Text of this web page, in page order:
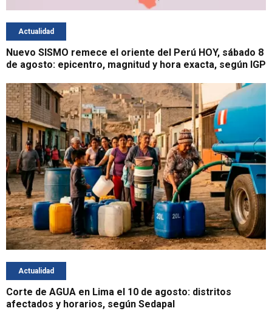
Actualidad
Nuevo SISMO remece el oriente del Perú HOY, sábado 8
de agosto: epicentro, magnitud y hora exacta, según IGP
Actualidad
Corte de AGUA en Lima el 10 de agosto: distritos
afectados y horarios, según Sedapal